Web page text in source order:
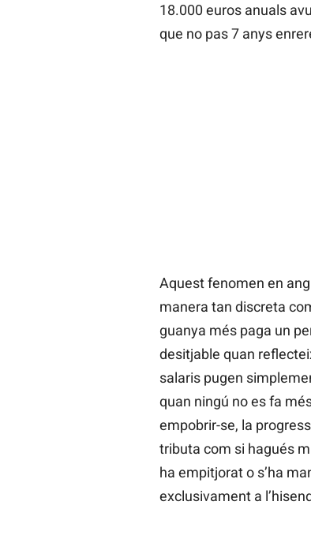
18.000 euros anuals
que no pas 7 anys
Aquest fenomen en
manera tan discreta
guanya més paga un
desitjable quan
salaris pugen
quan ningú no es fa
empobrir-se, la
tributa com si hagués
ha empitjorat o s’ha
exclusivament a